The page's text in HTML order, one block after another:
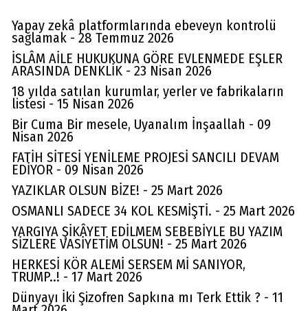
hastayı tedavi etmezdi, Bir tanıdığının
oğlunu tedavi edemiyeceğini söylediğini
biliyorum (Sebebi; Senin oğlun içki içiyor
namaz kılmıyor) Kibarca iman zaafiyeti var
demek istemişti. 12 yaşımda Cerrahpaşa
doktorları beni açık beyin ameliyatı
yapacaklardı (58 Yıl Evvel) 20.000 TL
masraf var dediler, ( Babam gümrük
memuru 600TL maaşı var.) Parasızlıktan
ameliyat olamadım, Olsaydım büyük
ihtimal kadavra olacaktım. ve M. Remzi
Sakarya hoca her gün az pişmiş koyun
dalağı ve vitamin hapları ile iyileştirdi beni.
Allah rahmet eylesin..
Yapay zekâ platformlarında ebeveyn kontrolü
sağlamak - 28 Temmuz 2026
İSLÂM AİLE HUKUKUNA GÖRE EVLENMEDE EŞLER
ARASINDA DENKLİK - 23 Nisan 2026
18 yılda satılan kurumlar, yerler ve fabrikaların
listesi - 15 Nisan 2026
Bir Cuma Bir mesele, Uyanalım İnşaallah - 09
Nisan 2026
FATİH SİTESİ YENİLEME PROJESİ SANCILI DEVAM
EDİYOR - 09 Nisan 2026
YAZIKLAR OLSUN BİZE! - 25 Mart 2026
OSMANLI SADECE 34 KOL KESMİŞTİ. - 25 Mart 2026
YARGIYA ŞİKÂYET EDİLMEM SEBEBİYLE BU YAZIM
SİZLERE VASİYETİM OLSUN! - 25 Mart 2026
HERKESİ KÖR ALEMİ SERSEM Mİ SANIYOR,
TRUMP..! - 17 Mart 2026
Dünyayı İki Şizofren Sapkına mı Terk Ettik ? - 11